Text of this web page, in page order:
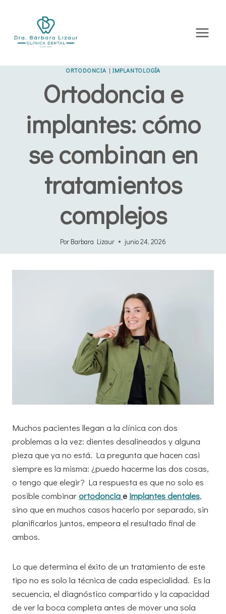
contenido
ORTODONCIA| IMPLANTOLOGÍA
Ortodoncia e
implantes: cómo
se combinan en
tratamientos
complejos
Por Barbara Lizaur junio 24, 2026
Muchos pacientes llegan a la clínica con dos
problemas a la vez: dientes desalineados y alguna
pieza que ya no está. La pregunta que hacen casi
siempre es la misma: ¿puedo hacerme las dos cosas,
o tengo que elegir? La respuesta es que no solo es
posible combinarortodonciae implantes dentales,
sino que en muchos casos hacerlo por separado, sin
planificarlos juntos, empeora el resultado final de
ambos.
Lo que determina el éxito de un tratamiento de este
tipo no es solo la técnica de cada especialidad. Es la
secuencia, el diagnóstico compartido y la capacidad
de ver la boca completa antes de mover una sola